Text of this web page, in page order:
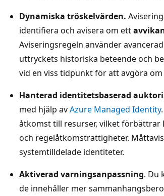
Dynamiska tröskelvärden.
identifiera och avisera om ett
Aviseringsregeln använder
uttryckets historiska beteende och
vid en viss tidpunkt för att avgöra
Hanterad identitetsbaserad
med hjälp avAzure Managed Identity
åtkomst till resurser, vilket förbättrar
och regelåtkomsträttigheter.
systemtilldelade identiteter.
Aktiverad varningsanpassning. Du
de innehåller mer